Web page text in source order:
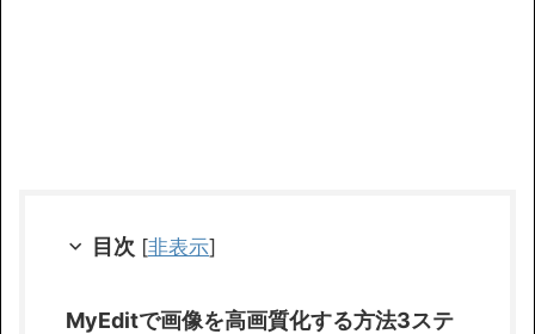
目次 [非表示]
MyEditで画像を高画質化する方法3ステ